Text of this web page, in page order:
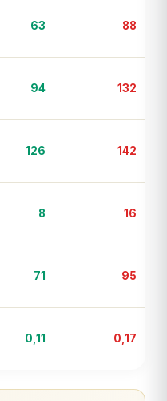
63 88
94 132
126 142
8 16
71 95
0,11 0,17